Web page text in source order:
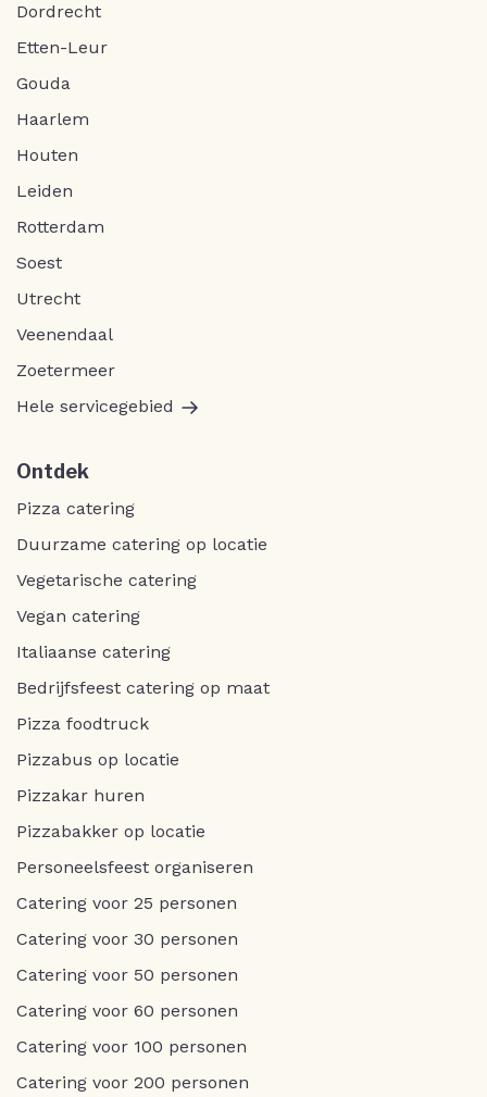
Dordrecht
Etten-Leur
Gouda
Haarlem
Houten
Leiden
Rotterdam
Soest
Utrecht
Veenendaal
Zoetermeer
Hele servicegebied
Ontdek
Pizza catering
Duurzame catering op locatie
Vegetarische catering
Vegan catering
Italiaanse catering
Bedrijfsfeest catering op maat
Pizza foodtruck
Pizzabus op locatie
Pizzakar huren
Pizzabakker op locatie
Personeelsfeest organiseren
Catering voor 25 personen
Catering voor 30 personen
Catering voor 50 personen
Catering voor 60 personen
Catering voor 100 personen
Catering voor 200 personen